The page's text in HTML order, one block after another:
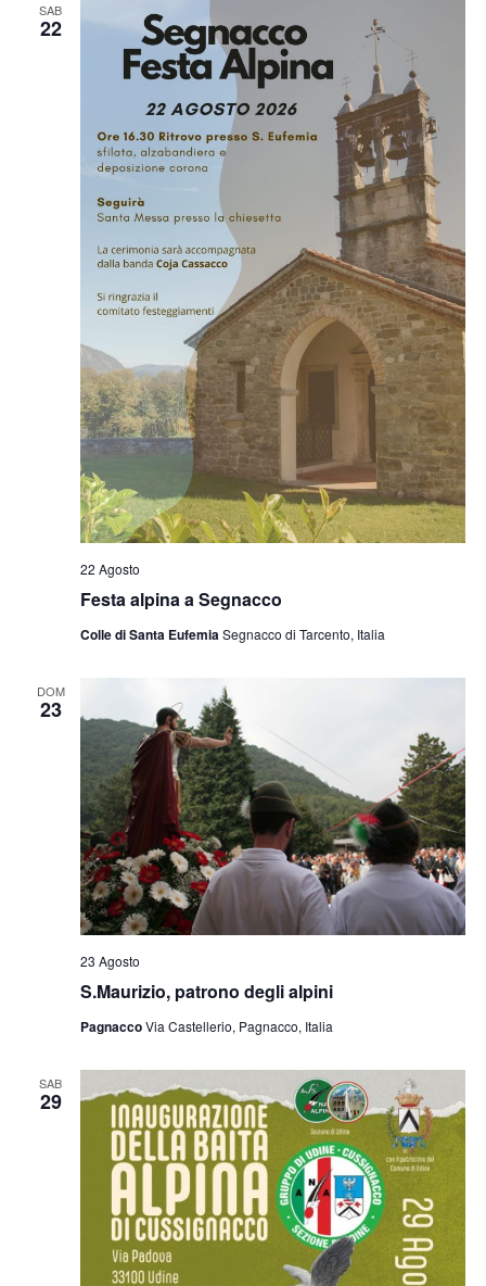
SAB
22
Festa alpina a Segnacco
22 Agosto
Colle di Santa EufemiaSegnacco di Tarcento, Italia
DOM
23
S.Maurizio, patrono degli alpini
23 Agosto
PagnaccoVia Castellerio, Pagnacco, Italia
SAB
29